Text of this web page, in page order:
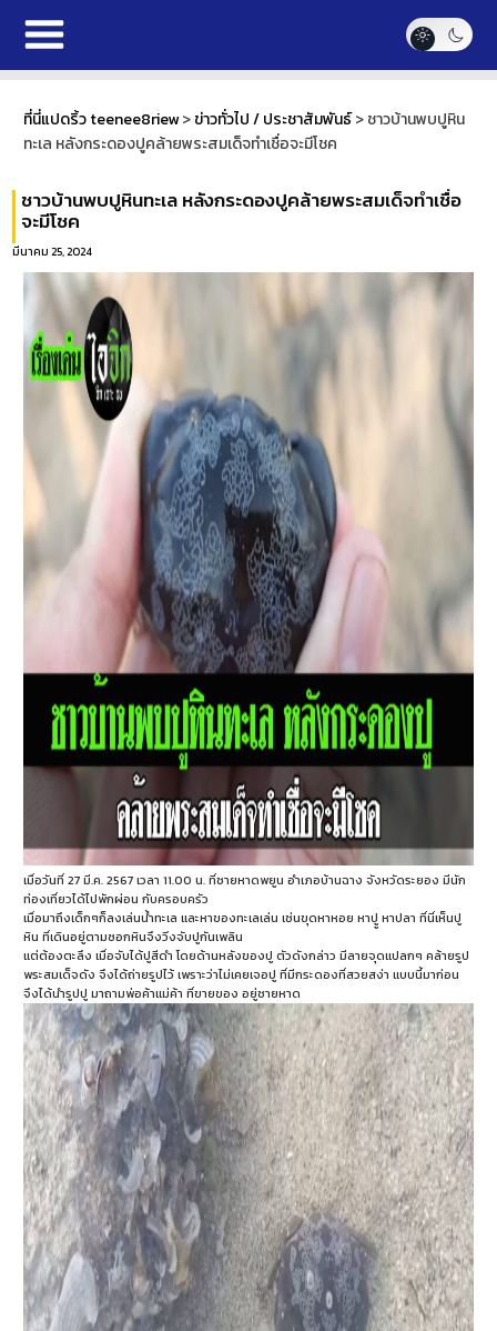
ที่นี่แปดริ้ว teenee8riew>ข่าวทั่วไป / ประชาสัมพันธ์>ชาวบ้านพบปูหิน
ทะเล หลังกระดองปูคล้ายพระสมเด็จทำเชื่อจะมีโชค
ชาวบ้านพบปูหินทะเล หลังกระดองปูคล้ายพระสมเด็จทำเชื่อ
จะมีโชค
มีนาคม 25, 2024
เมื่อวันที่ 27 มี.ค. 2567 เวลา 11.00 น. ที่ชายหาดพยูน อำเภอบ้านฉาง จังหวัดระยอง มีนัก
ท่องเที่ยวได้ไปพักผ่อน กับครอบครัว
เมื่อมาถึงเด็กๆก็ลงเล่นน้ำทะเล และหาของทะเลเล่น เช่นขุดหาหอย หาปูู หาปลา ที่นี่เห็นปู
หิน ที่เดินอยู่ตามซอกหินจึงวิ่งจับปูกันเพลิน
แต่ต้องตะลึง เมื่อจับได้ปูสีดำ โดยด้านหลังของปู ตัวดังกล่าว มีลายจุดแปลกๆ คล้ายรูป
พระสมเด็จดัง จึงได้ถ่ายรูปไว้ เพราะว่าไม่เคยเจอปู ที่มีกระดองที่สวยสง่า แบบนี้มาก่อน
จึงได้นำรูปปู มาถามพ่อค้าแม่ค้า ที่ขายของ อยู่ชายหาด